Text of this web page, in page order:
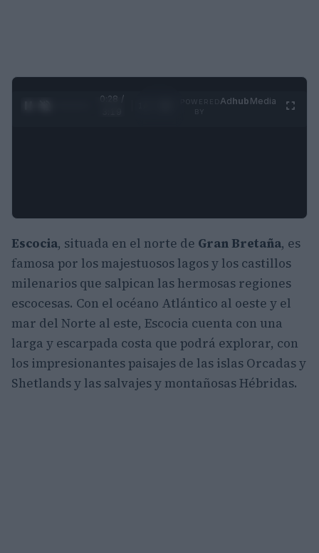
0:29 /
Adhub Media
Escocia, situada en el norte de Gran Bretaña, es
famosa por los majestuosos lagos y los castillos
milenarios que salpican las hermosas regiones
escocesas. Con el océano Atlántico al oeste y el
mar del Norte al este, Escocia cuenta con una
larga y escarpada costa que podrá explorar, con
los impresionantes paisajes de las islas Orcadas y
Shetlands y las salvajes y montañosas Hébridas.